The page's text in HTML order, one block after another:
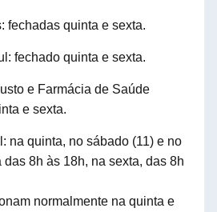
fechadas quinta e sexta.
fechado quinta e sexta.
e Farmácia de Saúde
e sexta.
na quinta, no sábado (11) e no
das 8h às 18h, na sexta, das 8h
normalmente na quinta e